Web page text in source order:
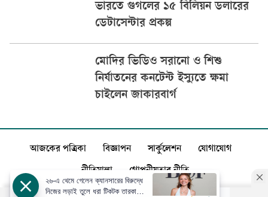
ভারতে গুগলের ১৫ বিলিয়ন ডলারের
ডেটাসেন্টার প্রকল্প
মোদির ভিডিও সরানো ও শিশু
নির্যাতনের কনটেন্ট ইস্যুতে ক্ষমা
চাইলেন জাকারবার্গ
আজকের পত্রিকা বিজ্ঞাপন সার্কুলেশন যোগাযোগ
নীতিমালা গোপনীয়তার নীতি
২৬-এ থেমে গেলেন ক্যানসারের বিরুদ্ধে
নিজের লড়াই তুলে ধরা টিকটক তারকা